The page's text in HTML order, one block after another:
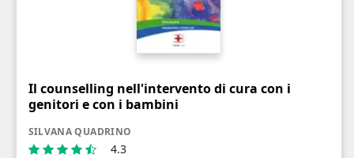
Il counselling nell'intervento di cura con i
genitori e con i bambini
SILVANA QUADRINO
4.3